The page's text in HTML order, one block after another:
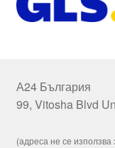
А24 България
99, Vitosha Blvd
(адреса не се